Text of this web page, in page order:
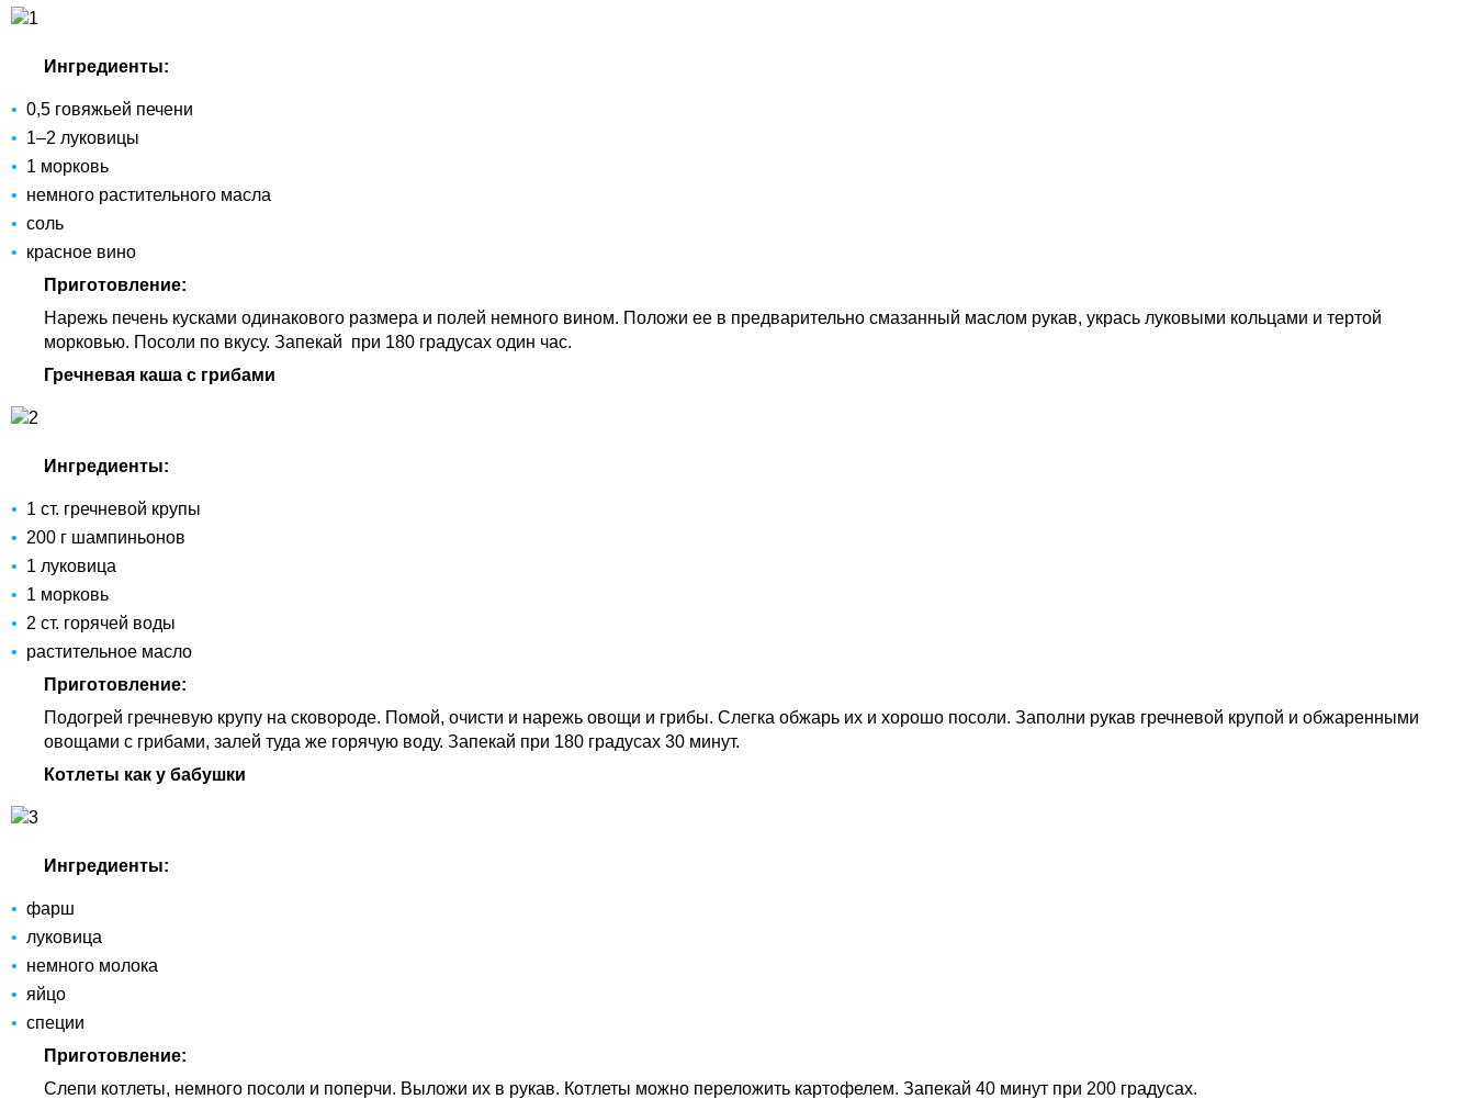
Ингредиенты:
0,5 говяжьей печени
1–2 луковицы
1 морковь
немного растительного масла
соль
красное вино
Приготовление:
Нарежь печень кусками одинакового размера и полей немного вином. Положи ее в предварительно смазанный маслом рукав, укрась луковыми кольцами и тертой
морковью. Посоли по вкусу. Запекай при 180 градусах один час.
Гречневая каша с грибами
Ингредиенты:
1 ст. гречневой крупы
200 г шампиньонов
1 луковица
1 морковь
2 ст. горячей воды
растительное масло
Приготовление:
Подогрей гречневую крупу на сковороде. Помой, очисти и нарежь овощи и грибы. Слегка обжарь их и хорошо посоли. Заполни рукав гречневой крупой и обжаренными
овощами с грибами, залей туда же горячую воду. Запекай при 180 градусах 30 минут.
Котлеты как у бабушки
Ингредиенты:
фарш
луковица
немного молока
яйцо
специи
Приготовление:
Слепи котлеты, немного посоли и поперчи. Выложи их в рукав. Котлеты можно переложить картофелем. Запекай 40 минут при 200 градусах.